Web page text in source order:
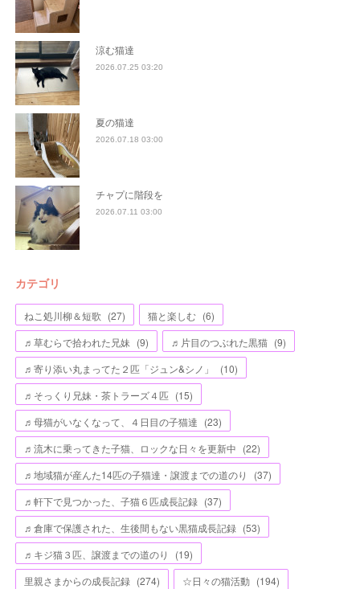
涼む猫達
2026.07.25 03:20
夏の猫達
2026.07.18 03:00
チャプに階段を
2026.07.11 03:00
カテゴリ
ねこ処川柳＆短歌 (27) 猫と楽しむ (6)
♬草むらで拾われた兄妹 (9) ♬片目のつぶれた黒猫 (9)
♬寄り添い丸まってた２匹「ジュン&シノ」
(10)
♬そっくり兄妹・茶トラーズ４匹 (15)
♬母猫がいなくなって、４日目の子猫達 (23)
♬流木に乗ってきた子猫、ロックな日々を更新中 (22)
♬地域猫が産んた14匹の子猫達・譲渡までの道のり
(37)
♬軒下で見つかった、子猫６匹成長記録 (37)
♬倉庫で保護された、生後間もない黒猫成長記録 (53)
♬キジ猫３匹、譲渡までの道のり
(19)
里親さまからの成長記録 (274) ☆日々の猫活動 (194)